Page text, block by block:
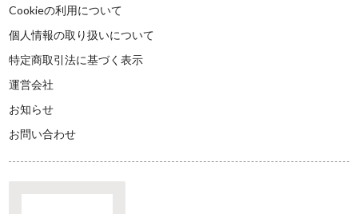
Cookieの利用について
個人情報の取り扱いについて
特定商取引法に基づく表示
運営会社
お知らせ
お問い合わせ